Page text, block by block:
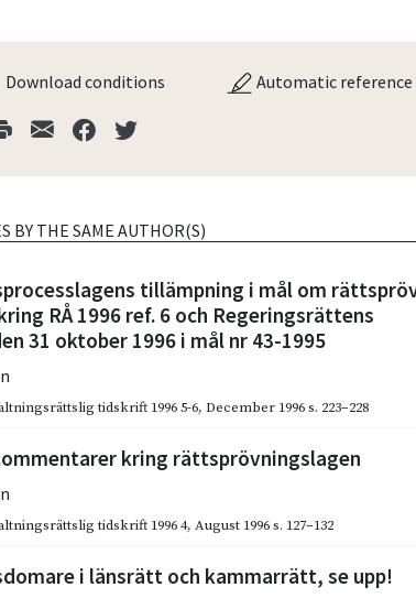
Download conditions Automatic reference
BY THE SAME AUTHOR(S)
tillämpning i mål om
RÅ 1996 ref. 6 och Regeringsrättens
31 oktober 1996 i mål nr 43-1995
tidskrift 1996 5-6,December 1996 s. 223–228
kring rättsprövningslagen
tidskrift 1996 4,August 1996 s. 127–132
i länsrätt och kammarrätt, se upp!